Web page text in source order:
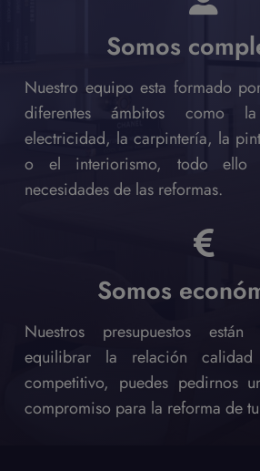
Somos
Nuestro equipo esta formado
diferentes ámbitos como
electricidad, la carpintería, la
o el interiorismo, todo ello
necesidades de las reformas.
Somos
Nuestros presupuestos están
equilibrar la relación
competitivo, puedes pedirnos
compromiso para la reforma de